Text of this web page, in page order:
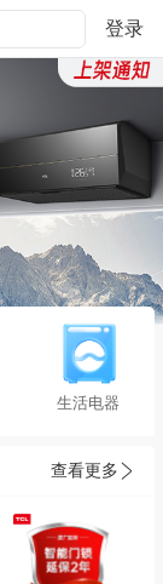
登录
生活电器
查看更多